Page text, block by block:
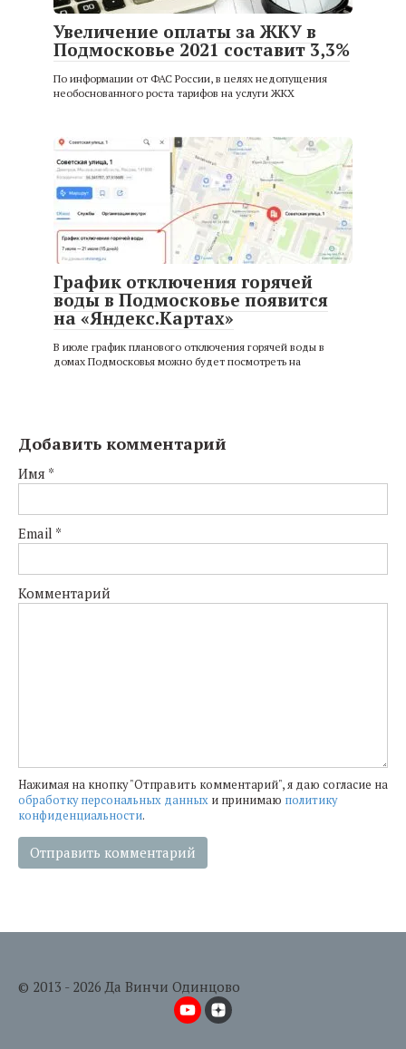
Увеличение оплаты за ЖКУ в
Подмосковье 2021 составит 3,3%
По информации от ФАС России, в целях недопущения
необоснованного роста тарифов на услуги ЖКХ
График отключения горячей
воды в Подмосковье появится
на «Яндекс.Картах»
В июле график планового отключения горячей воды в
домах Подмосковья можно будет посмотреть на
Добавить комментарий
Имя *
Email *
Комментарий
Нажимая на кнопку "Отправить комментарий", я даю согласие на
обработку персональных данных и принимаю политику
конфиденциальности.
© 2013 - 2026 Да Винчи Одинцово